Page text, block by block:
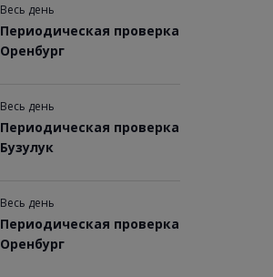
Весь день
Периодическая проверка
Оренбург
Весь день
Периодическая проверка
Бузулук
Весь день
Периодическая проверка
Оренбург